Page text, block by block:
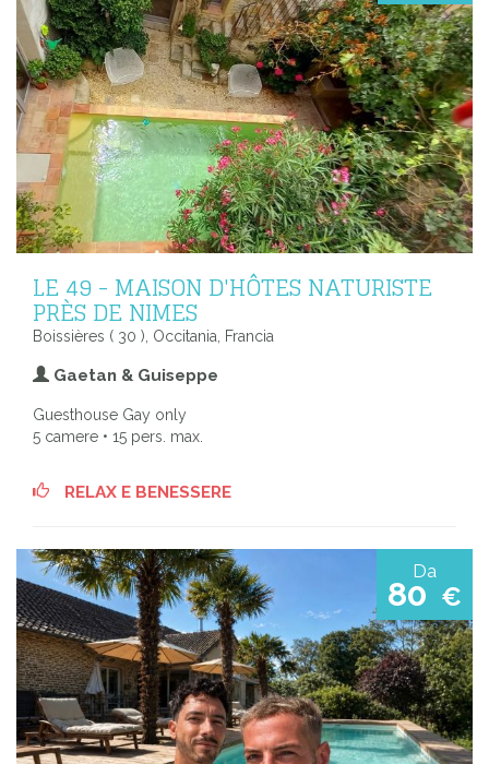
LE 49 - MAISON D'HÔTES NATURISTE
PRÈS DE NIMES
Boissières ( 30 ), Occitania, Francia
Gaetan & Guiseppe
Guesthouse Gay only
5 camere • 15 pers. max.
RELAX E BENESSERE
Da
80 €